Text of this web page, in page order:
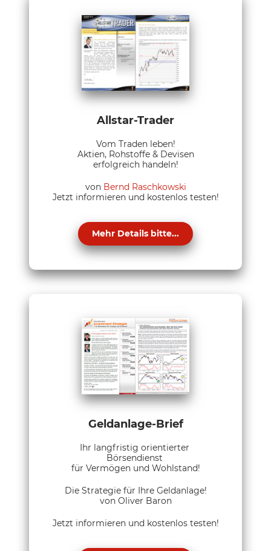
Allstar-Trader
Vom Traden leben!
Aktien, Rohstoffe & Devisen
erfolgreich handeln!
von Bernd Raschkowski
Jetzt informieren und kostenlos testen!
Mehr Details bitte...
Geldanlage-Brief
Ihr langfristig orientierter
Börsendienst
für Vermögen und Wohlstand!
Die Strategie für Ihre Geldanlage!
von Oliver Baron
Jetzt informieren und kostenlos testen!